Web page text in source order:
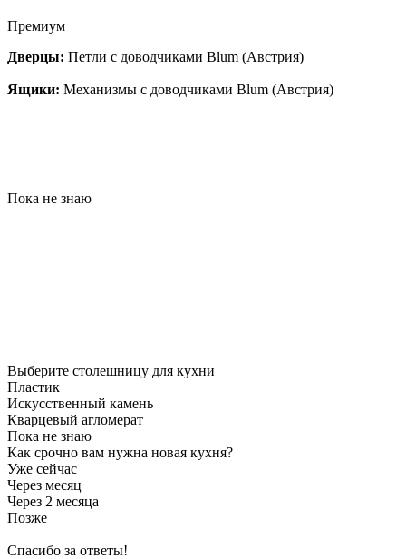
Премиум
Дверцы: Петли с доводчиками Blum (Австрия)
Ящики: Механизмы с доводчиками Blum (Австрия)
Пока не знаю
Выберите столешницу для кухни
Пластик
Искусственный камень
Кварцевый агломерат
Пока не знаю
Как срочно вам нужна новая кухня?
Уже сейчас
Через месяц
Через 2 месяца
Позже
Спасибо за ответы!